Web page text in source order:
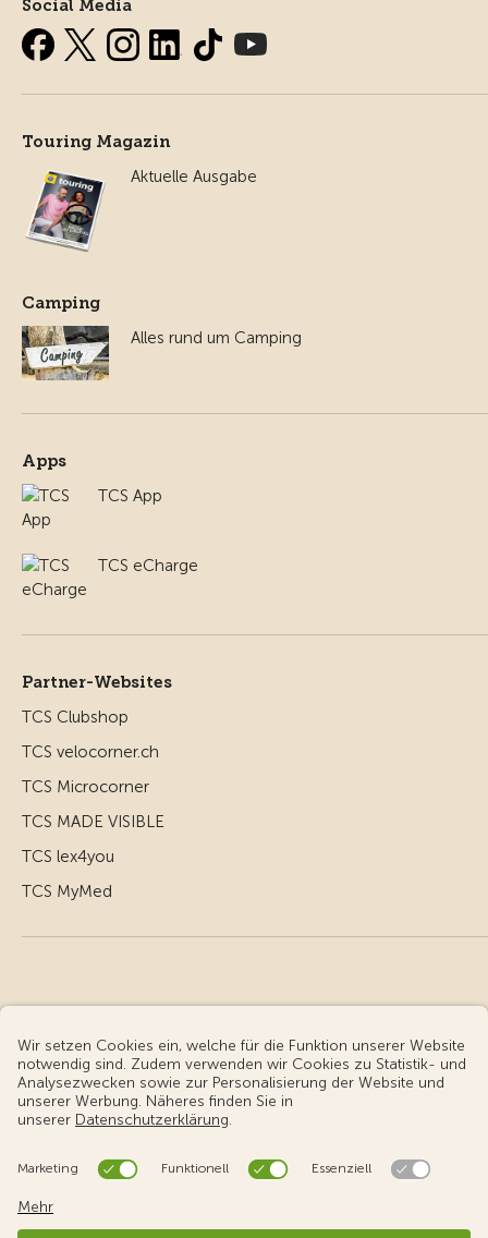
Social Media
Touring Magazin
Aktuelle Ausgabe
Camping
Alles rund um Camping
Apps
TCS App
TCS eCharge
Partner-Websites
TCS Clubshop
TCS velocorner.ch
TCS Microcorner
TCS MADE VISIBLE
TCS lex4you
TCS MyMed
© Touring Club Schweiz
Benutzungsbedingungen - rechtliche Informationen
Cookie-Einstellungen